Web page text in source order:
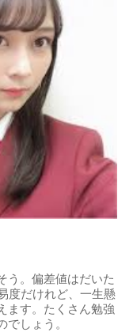
う。偏差値はだいた
度だけれど、一生懸
ます。たくさん勉強
しょう。